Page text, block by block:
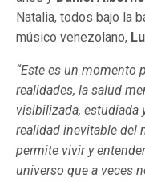
Natalia, todos bajo la
músico venezolano,
“Este es un momento
realidades, la salud
visibilizada, estudiada
realidad inevitable del
permite vivir y
universo que a veces